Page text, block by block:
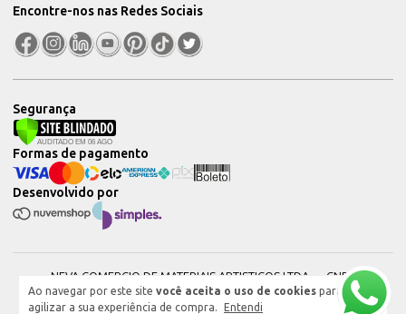
Ao navegar por este site você aceita o uso de cookies para
agilizar a sua experiência de compra.
Entendi
Encontre-nos nas Redes Sociais
Segurança
Desenvolvido por
Formas de pagamento
NEVA COMERCIO DE MATERIAIS ARTISTICOS LTDA — CNPJ:
51604544000101 © 2026. Todos os direitos reservados.